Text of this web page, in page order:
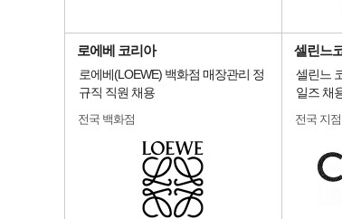
로에베 코리아
로에베(LOEWE) 백화점 매장관리 정
규직 직원 채용
전국 백화점
셀린느
셀린느
일즈 채
전국 지점